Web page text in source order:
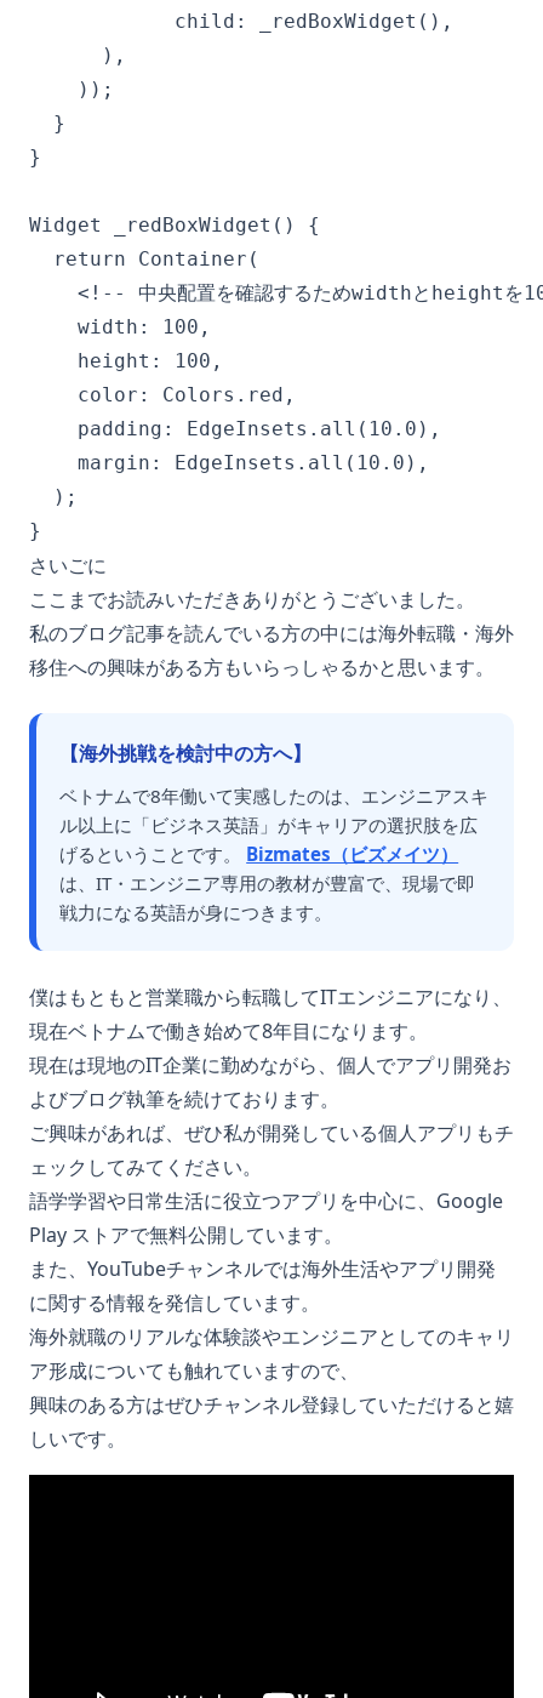
            child: _redBoxWidget(),
      ),
    ));
  }
}
Widget _redBoxWidget() {
  return Container(
<!-- 中央配置を確認するためwidthとheightを
    width: 100,
    height: 100,
    color: Colors.red,
    padding: EdgeInsets.all(10.0),
    margin: EdgeInsets.all(10.0),
  );
}
さいごに
ここまでお読みいただきありがとうございました。
私のブログ記事を読んでいる方の中には海外転職・海外
移住への興味がある方もいらっしゃるかと思います。
【海外挑戦を検討中の方へ】
ベトナムで8年働いて実感したのは、エンジニアスキ
ル以上に「ビジネス英語」がキャリアの選択肢を広
げるということです。 Bizmates（ビズメイツ）
は、IT・エンジニア専用の教材が豊富で、現場で即
戦力になる英語が身につきます。
僕はもともと営業職から転職してITエンジニアになり、
現在ベトナムで働き始めて8年目になります。
現在は現地のIT企業に勤めながら、個人でアプリ開発お
よびブログ執筆を続けております。
ご興味があれば、ぜひ私が開発している個人アプリもチ
ェックしてみてください。
語学学習や日常生活に役立つアプリを中心に、Google
Play ストアで無料公開しています。
また、YouTubeチャンネルでは海外生活やアプリ開発
に関する情報を発信しています。
海外就職のリアルな体験談やエンジニアとしてのキャリ
ア形成についても触れていますので、
興味のある方はぜひチャンネル登録していただけると嬉
しいです。